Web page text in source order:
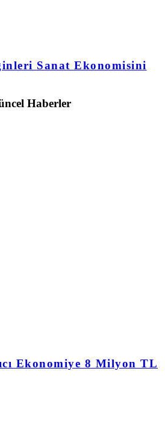
Sanat Ekonomisini
Haberler
Ekonomiye 8 Milyon TL